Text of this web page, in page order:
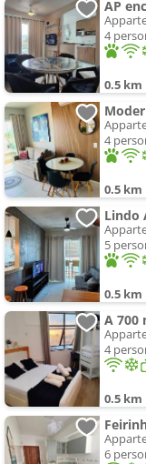
4
0.5 km
4
0.5 km
Lindo
5
0.5 km
A 700
4
0.5 km
6